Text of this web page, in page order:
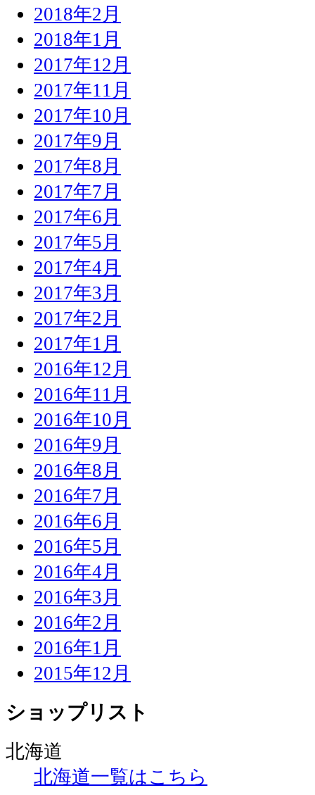
2018年2月
2018年1月
2017年12月
2017年11月
2017年10月
2017年9月
2017年8月
2017年7月
2017年6月
2017年5月
2017年4月
2017年3月
2017年2月
2017年1月
2016年12月
2016年11月
2016年10月
2016年9月
2016年8月
2016年7月
2016年6月
2016年5月
2016年4月
2016年3月
2016年2月
2016年1月
2015年12月
ショップリスト
北海道
北海道一覧はこちら